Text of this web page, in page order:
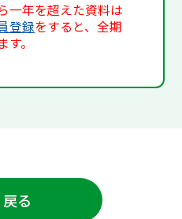
一年を超えた資料は
登録をすると、全期
。
戻る